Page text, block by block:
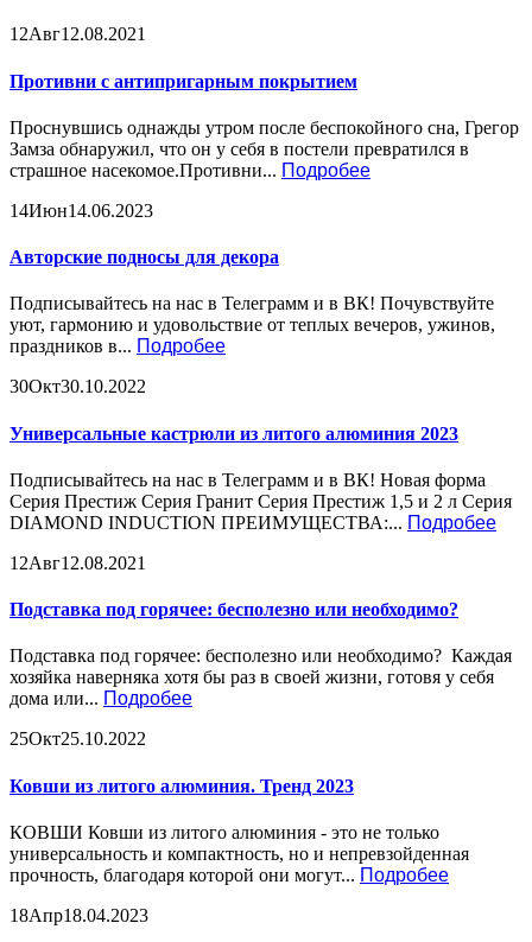
12Авг12.08.2021
Противни с антипригарным покрытием
Проснувшись однажды утром после беспокойного сна, Грегор
Замза обнаружил, что он у себя в постели превратился в
страшное насекомое.Противни... Подробее
14Июн14.06.2023
Авторские подносы для декора
Подписывайтесь на нас в Телеграмм и в ВК! Почувствуйте
уют, гармонию и удовольствие от теплых вечеров, ужинов,
праздников в... Подробее
30Окт30.10.2022
Универсальные кастрюли из литого алюминия 2023
Подписывайтесь на нас в Телеграмм и в ВК! Новая форма
Серия Престиж Серия Гранит Серия Престиж 1,5 и 2 л Серия
DIAMOND INDUCTION ПРЕИМУЩЕСТВА:... Подробее
12Авг12.08.2021
Подставка под горячее: бесполезно или необходимо?
Подставка под горячее: бесполезно или необходимо? Каждая
хозяйка наверняка хотя бы раз в своей жизни, готовя у себя
дома или... Подробее
25Окт25.10.2022
Ковши из литого алюминия. Тренд 2023
КОВШИ Ковши из литого алюминия - это не только
универсальность и компактность, но и непревзойденная
прочность, благодаря которой они могут... Подробее
18Апр18.04.2023